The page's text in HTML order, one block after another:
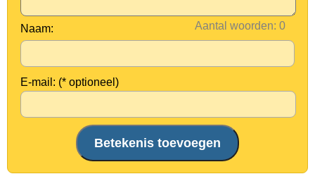
Aantal woorden:
Naam:
E-mail: (* optioneel)